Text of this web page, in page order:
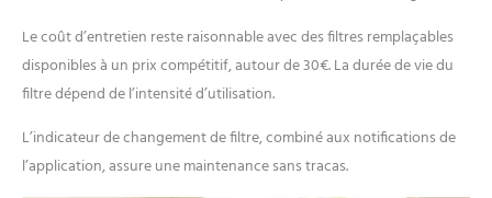
adaptée en fonction de la
qualité de l'air. Un
purificateur plus intuitif et
plus intelligent qui
vie; Remarque : Nous
avons modifié les niveaux
Le coût d’entretien reste raisonnable avec des filtres remplaçables
disponibles à un prix compétitif, autour de 30€. La durée de vie du
filtre dépend de l’intensité d’utilisation.
L’indicateur de changement de filtre, combiné aux notifications de
l’application, assure une maintenance sans tracas.